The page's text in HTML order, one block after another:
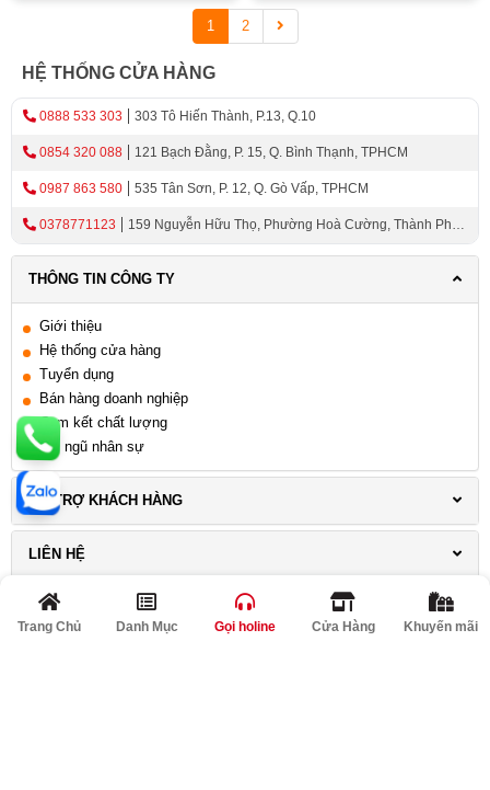
1 2
HỆ THỐNG CỬA HÀNG
0888 533 303 303 Tô Hiến Thành, P.13, Q.10
0854 320 088 121 Bạch Đằng, P. 15, Q. Bình Thạnh, TPHCM
0987 863 580 535 Tân Sơn, P. 12, Q. Gò Vấp, TPHCM
0378771123
159 Nguyễn Hữu Thọ, Phường Hoà Cường, Thành Phố
THÔNG TIN CÔNG TY
Giới thiệu
Hệ thống cửa hàng
Tuyển dụng
Bán hàng doanh nghiệp
Cam kết chất lượng
Đội ngũ nhân sự
HỖ TRỢ KHÁCH HÀNG
LIÊN HỆ
THÔNG TIN KHUYẾN MÃI
Trang Chủ Danh Mục Gọi holine Cửa Hàng Khuyến mãi